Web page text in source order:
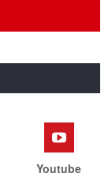
Youtube